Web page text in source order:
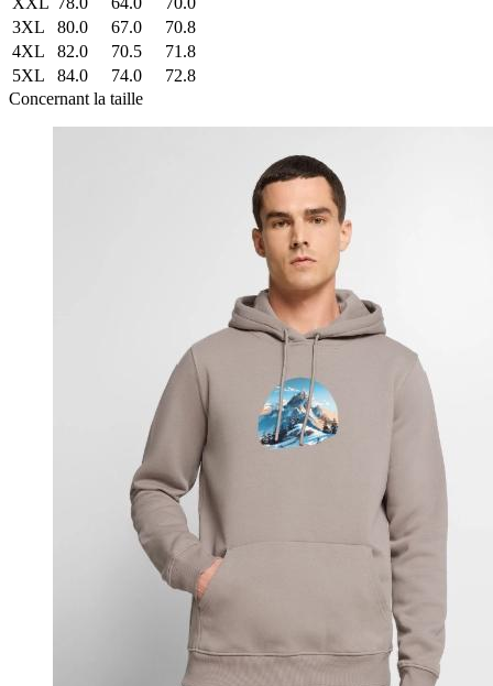
3XL
80.0 67.0
70.8
4XL
82.0 70.5
71.8
5XL
84.0 74.0
72.8
Concernant la taille